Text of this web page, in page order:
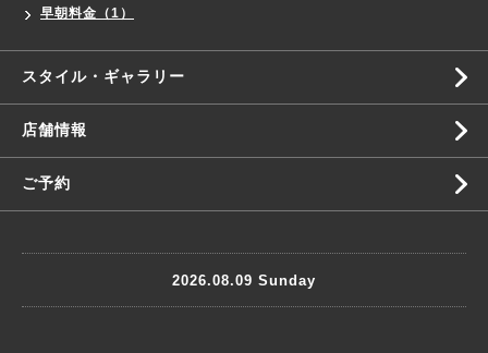
早朝料金（1）
スタイル・ギャラリー
店舗情報
ご予約
2026.08.09 Sunday